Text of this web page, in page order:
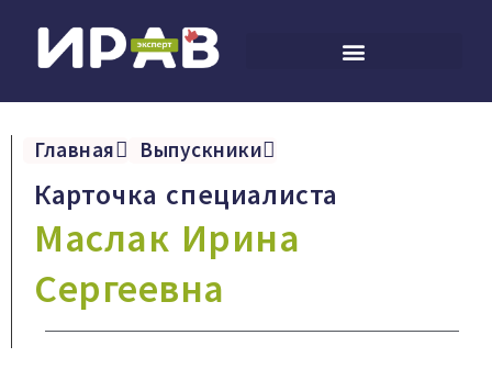
Главная Выпускники
Карточка специалиста
Маслак Ирина
Сергеевна